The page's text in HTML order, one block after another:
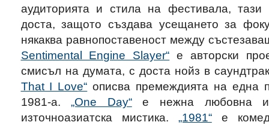
аудиторията и стила на фестивала,
доста, защото създава усещането за
някаква равнопоставеност между
Sentimental Engine Slayer“ е авторски
смисъл на думата, с доста нойз в
That I Love“ описва премеждията на една
1981-а.„One Day“е нежна любовна
източноазиатска мистика. „1981“е